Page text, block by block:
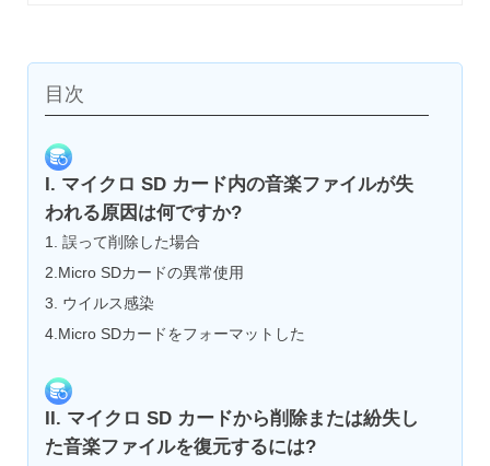
目次
I. マイクロ SD カード内の音楽ファイルが失
われる原因は何ですか?
1. 誤って削除した場合
2.Micro SDカードの異常使用
3. ウイルス感染
4.Micro SDカードをフォーマットした
II. マイクロ SD カードから削除または紛失し
た音楽ファイルを復元するには?